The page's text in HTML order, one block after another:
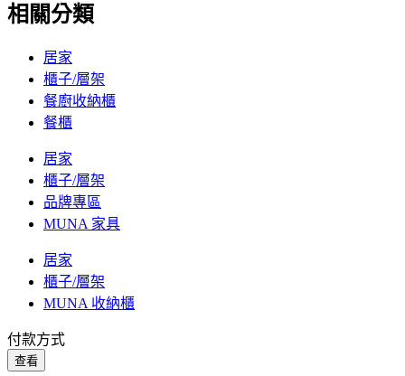
相關分類
居家
櫃子/層架
餐廚收納櫃
餐櫃
居家
櫃子/層架
品牌專區
MUNA 家具
居家
櫃子/層架
MUNA 收納櫃
付款方式
查看